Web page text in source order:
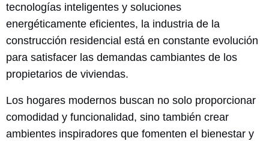
tecnologías inteligentes y soluciones
energéticamente eficientes, la industria de la
construcción residencial está en constante evolución
para satisfacer las demandas cambiantes de los
propietarios de viviendas.
Los hogares modernos buscan no solo proporcionar
comodidad y funcionalidad, sino también crear
ambientes inspiradores que fomenten el bienestar y